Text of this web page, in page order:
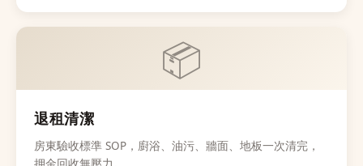
📦
退租清潔
房東驗收標準 SOP，廚浴、油污、牆面、地板一次清完，